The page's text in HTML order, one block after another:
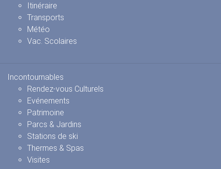
Itinéraire
Transports
Météo
Vac. Scolaires
Incontournables
Rendez-vous Culturels
Evénements
Patrimoine
Parcs & Jardins
Stations de ski
Thermes & Spas
Visites